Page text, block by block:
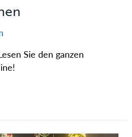
Sie den ganzen